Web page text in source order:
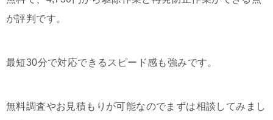
が評判です。
最短30分で対応できるスピード感も強みです。
無料調査やお見積もりが可能なのでまずは相談してみまし